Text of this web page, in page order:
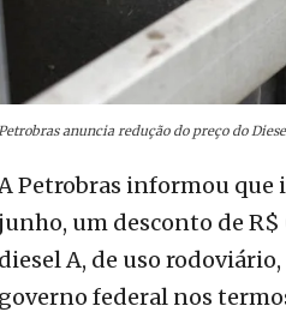
anuncia redução do preço do
Petrobras informou que
junho, um desconto de R$
diesel A, de uso
governo federal nos